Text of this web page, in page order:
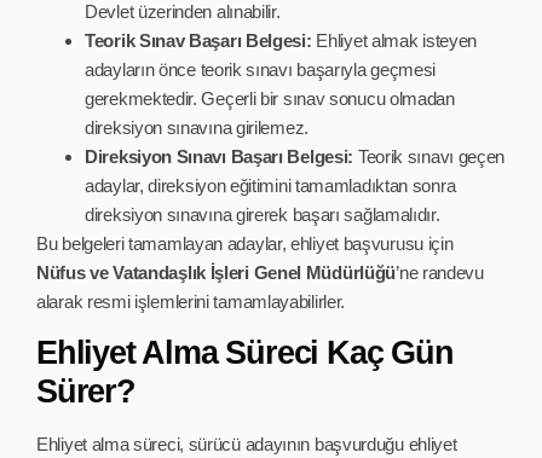
Devlet üzerinden alınabilir.
Teorik Sınav Başarı Belgesi: Ehliyet almak isteyen
adayların önce teorik sınavı başarıyla geçmesi
gerekmektedir. Geçerli bir sınav sonucu olmadan
direksiyon sınavına girilemez.
Direksiyon Sınavı Başarı Belgesi: Teorik sınavı geçen
adaylar, direksiyon eğitimini tamamladıktan sonra
direksiyon sınavına girerek başarı sağlamalıdır.
Bu belgeleri tamamlayan adaylar, ehliyet başvurusu için
Nüfus ve Vatandaşlık İşleri Genel Müdürlüğü’ne randevu
alarak resmi işlemlerini tamamlayabilirler.
Ehliyet Alma Süreci Kaç Gün
Sürer?
Ehliyet alma süreci, sürücü adayının başvurduğu ehliyet